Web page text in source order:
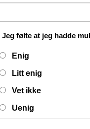
Jeg følte at jeg hadde
Enig
Litt enig
Vet ikke
Uenig